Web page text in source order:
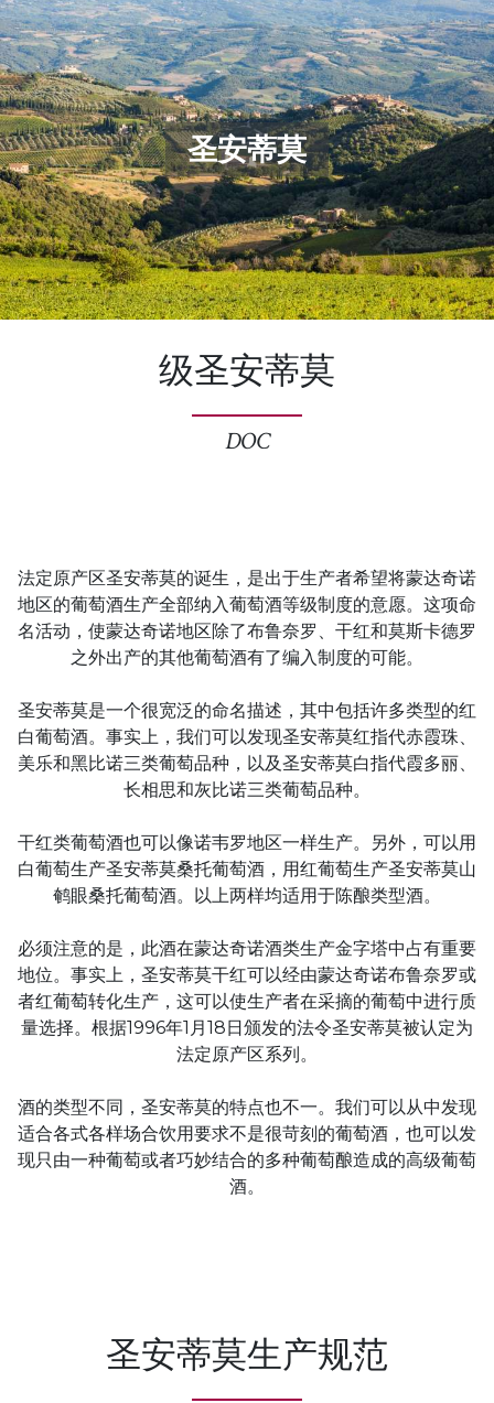
圣安蒂莫
级圣安蒂莫
DOC
法定原产区圣安蒂莫的诞生，是出于生产者希望将蒙达奇诺
地区的葡萄酒生产全部纳入葡萄酒等级制度的意愿。这项命
名活动，使蒙达奇诺地区除了布鲁奈罗、干红和莫斯卡德罗
之外出产的其他葡萄酒有了编入制度的可能。
圣安蒂莫是一个很宽泛的命名描述，其中包括许多类型的红
白葡萄酒。事实上，我们可以发现圣安蒂莫红指代赤霞珠、
美乐和黑比诺三类葡萄品种，以及圣安蒂莫白指代霞多丽、
长相思和灰比诺三类葡萄品种。
干红类葡萄酒也可以像诺韦罗地区一样生产。另外，可以用
白葡萄生产圣安蒂莫桑托葡萄酒，用红葡萄生产圣安蒂莫山
鹌眼桑托葡萄酒。以上两样均适用于陈酿类型酒。
必须注意的是，此酒在蒙达奇诺酒类生产金字塔中占有重要
地位。事实上，圣安蒂莫干红可以经由蒙达奇诺布鲁奈罗或
者红葡萄转化生产，这可以使生产者在采摘的葡萄中进行质
量选择。根据1996年1月18日颁发的法令圣安蒂莫被认定为
法定原产区系列。
酒的类型不同，圣安蒂莫的特点也不一。我们可以从中发现
适合各式各样场合饮用要求不是很苛刻的葡萄酒，也可以发
现只由一种葡萄或者巧妙结合的多种葡萄酿造成的高级葡萄
酒。
圣安蒂莫生产规范